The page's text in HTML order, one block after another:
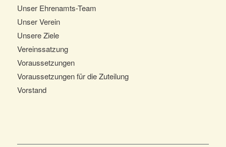
Unser Ehrenamts-Team
Unser Verein
Unsere Ziele
Vereinssatzung
Voraussetzungen
Voraussetzungen für die Zuteilung
Vorstand